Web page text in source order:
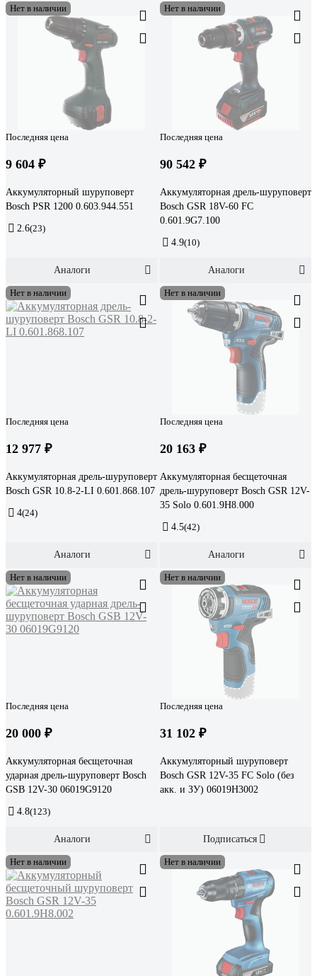
Нет в наличии
Последняя цена
9 604 ₽
Аккумуляторный шуруповерт
Bosch PSR 1200 0.603.944.551
2.6(23)
Аналоги
Нет в наличии
Последняя цена
90 542 ₽
Аккумуляторная дрель-шуруповерт
Bosch GSR 18V-60 FC
0.601.9G7.100
4.9(10)
Аналоги
Нет в наличии
Последняя цена
12 977 ₽
Аккумуляторная дрель-шуруповерт
Bosch GSR 10.8-2-LI 0.601.868.107
4(24)
Аналоги
Нет в наличии
Последняя цена
20 163 ₽
Аккумуляторная бесщеточная
дрель-шуруповерт Bosch GSR 12V-
35 Solo 0.601.9H8.000
4.5(42)
Аналоги
Нет в наличии
Последняя цена
20 000 ₽
Аккумуляторная бесщеточная
ударная дрель-шуруповерт Bosch
GSB 12V-30 06019G9120
4.8(123)
Аналоги
Нет в наличии
Последняя цена
31 102 ₽
Аккумуляторный шуруповерт
Bosch GSR 12V-35 FC Solo (без
акк. и ЗУ) 06019H3002
Подписаться
Нет в наличии Нет в наличии